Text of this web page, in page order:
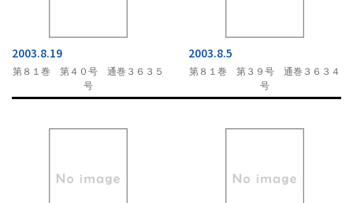
2003.8.19
第８１巻 第４０号 通巻３６３５
号
2003.8.5
第８１巻 第３９号 通巻３６３４
号